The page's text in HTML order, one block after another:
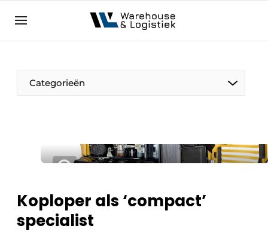
NL EN
Categorieën
Koploper als ‘compact’
specialist